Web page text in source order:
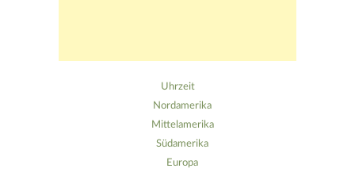
Uhrzeit
Nordamerika
Mittelamerika
Südamerika
Europa